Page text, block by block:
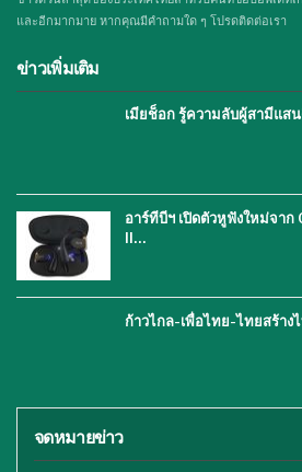
และอีกมากมาย หากคุณมีคำถามใด ๆ โปรดติดต่อเรา
ข่าวเพิ่มเติม
เมียช็อก รู้ความลับผู้สามีแส
อาร์ทีบีฯ เปิดตัวหูฟังใหม่จาก
II…
ก้าวไกล-เพื่อไทย-ไทยสร้า
จดหมายข่าว